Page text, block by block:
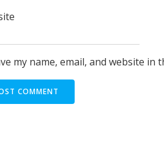
my name, email, and website